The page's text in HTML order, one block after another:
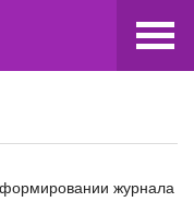
журнала